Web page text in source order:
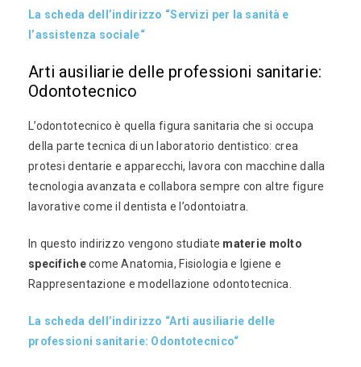
La scheda dell’indirizzo “Servizi per la sanità e
l’assistenza sociale“
Arti ausiliarie delle professioni sanitarie:
Odontotecnico
L’odontotecnico è quella figura sanitaria che si occupa
della parte tecnica di un laboratorio dentistico: crea
protesi dentarie e apparecchi, lavora con macchine dalla
tecnologia avanzata e collabora sempre con altre figure
lavorative come il dentista e l’odontoiatra.
In questo indirizzo vengono studiate materie molto
specifichecome Anatomia, Fisiologia e Igiene e
Rappresentazione e modellazione odontotecnica.
La scheda dell’indirizzo “Arti ausiliarie delle
professioni sanitarie: Odontotecnico“